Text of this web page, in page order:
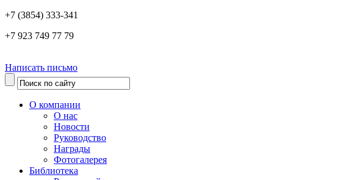
+7 (3854) 333-341
+7 923 749 77 79
Написать письмо
О компании
О нас
Новости
Руководство
Награды
Фотогалерея
Библиотека